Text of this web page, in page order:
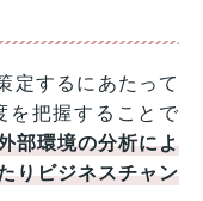
定するにあたって
を把握することで
部環境の分析によ
りビジネスチャン